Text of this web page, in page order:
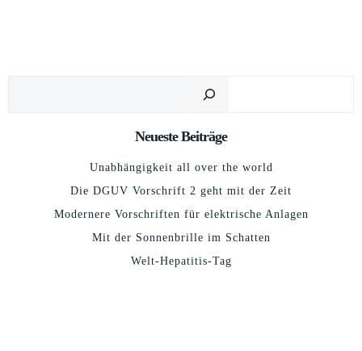
Neueste Beiträge
Unabhängigkeit all over the world
Die DGUV Vorschrift 2 geht mit der Zeit
Modernere Vorschriften für elektrische Anlagen
Mit der Sonnenbrille im Schatten
Welt-Hepatitis-Tag